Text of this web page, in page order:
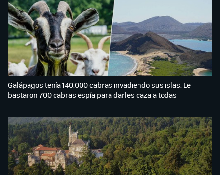
Galápagos tenía 140.000 cabras invadiendo sus islas. Le
bastaron 700 cabras espía para darles caza a todas